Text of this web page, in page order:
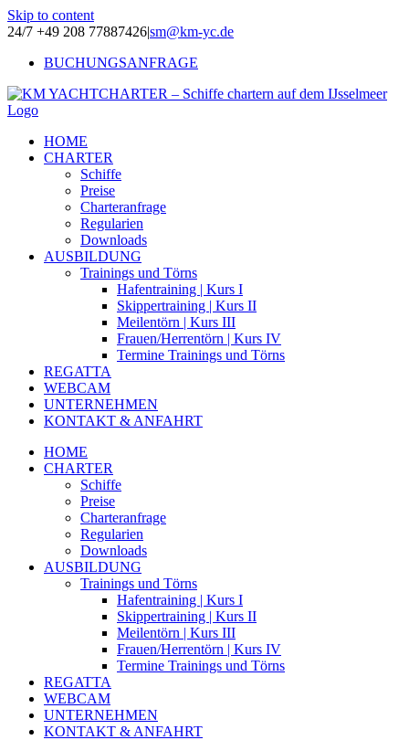
Skip to content
24/7 +49 208 77887426|sm@km-yc.de
BUCHUNGSANFRAGE
HOME
CHARTER
Schiffe
Preise
Charteranfrage
Regularien
Downloads
AUSBILDUNG
Trainings und Törns
Hafentraining | Kurs I
Skippertraining | Kurs II
Meilentörn | Kurs III
Frauen/Herrentörn | Kurs IV
Termine Trainings und Törns
REGATTA
WEBCAM
UNTERNEHMEN
KONTAKT & ANFAHRT
HOME
CHARTER
Schiffe
Preise
Charteranfrage
Regularien
Downloads
AUSBILDUNG
Trainings und Törns
Hafentraining | Kurs I
Skippertraining | Kurs II
Meilentörn | Kurs III
Frauen/Herrentörn | Kurs IV
Termine Trainings und Törns
REGATTA
WEBCAM
UNTERNEHMEN
KONTAKT & ANFAHRT